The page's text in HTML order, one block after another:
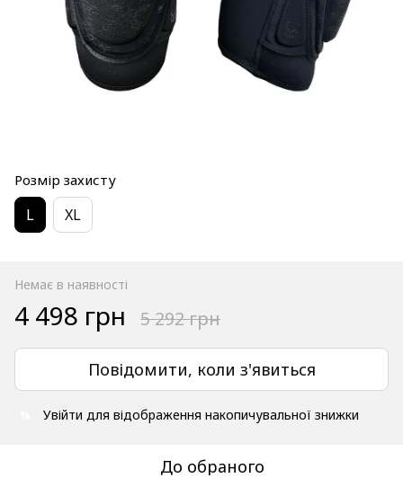
Розмір захисту
L XL
Немає в наявності
4 498 грн 5 292 грн
Повідомити, коли з'явиться
Увійти для відображення накопичувальної знижки
До обраного